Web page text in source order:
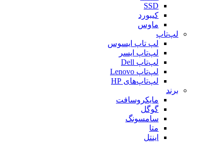
SSD
کیبورد
ماوس
لپ‌تاپ
لپ تاپ ایسوس
لپ‌تاپ ایسر
لپ‌تاپ Dell
لپ‌تاپ Lenovo
لپ‌تاپ‌های HP
برند
مایکروسافت
گوگل
سامسونگ
متا
اینتل